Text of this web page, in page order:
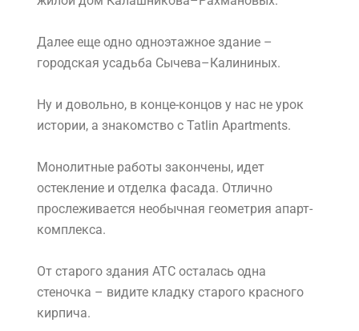
Далее еще одно одноэтажное здание –
городская усадьба Сычева–Калининых.
Ну и довольно, в конце-концов у нас не урок
истории, а знакомство с Tatlin Apartments.
Монолитные работы закончены, идет
остекление и отделка фасада. Отлично
прослеживается необычная геометрия апарт-
комплекса.
От старого здания АТС осталась одна
стеночка – видите кладку старого красного
кирпича.